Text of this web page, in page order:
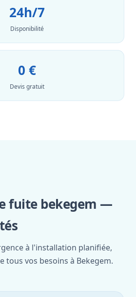
24h/7
Disponibilité
0 €
Devis gratuit
fuite bekegem —
à l'installation planifiée,
tous vos besoins à Bekegem.